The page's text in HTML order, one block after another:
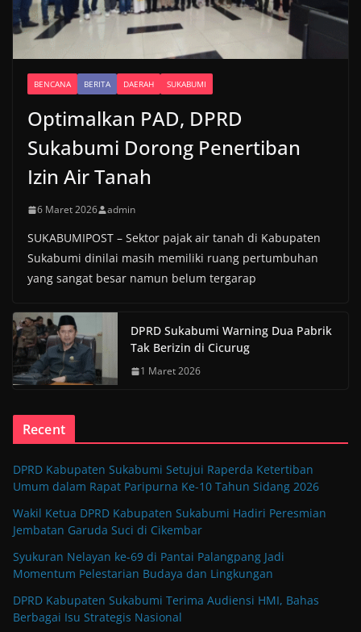
BENCANA BERITA DAERAH SUKABUMI
Optimalkan PAD, DPRD
Sukabumi Dorong Penertiban
Izin Air Tanah
6 Maret 2026 admin
SUKABUMIPOST – Sektor pajak air tanah di Kabupaten
Sukabumi dinilai masih memiliki ruang pertumbuhan
yang sangat besar namun belum tergarap
DPRD Sukabumi Warning Dua Pabrik
Tak Berizin di Cicurug
1 Maret 2026
Recent
DPRD Kabupaten Sukabumi Setujui Raperda Ketertiban
Umum dalam Rapat Paripurna Ke-10 Tahun Sidang 2026
Wakil Ketua DPRD Kabupaten Sukabumi Hadiri Peresmian
Jembatan Garuda Suci di Cikembar
Syukuran Nelayan ke-69 di Pantai Palangpang Jadi
Momentum Pelestarian Budaya dan Lingkungan
DPRD Kabupaten Sukabumi Terima Audiensi HMI, Bahas
Berbagai Isu Strategis Nasional